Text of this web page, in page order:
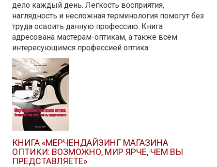
дело каждый день. Легкость восприятия,
наглядность и несложная терминология помогут без
труда освоить данную профессию. Книга
адресована мастерам-оптикам, а также всем
интересующимся профессией оптика.
КНИГА «МЕРЧЕНДАЙЗИНГ МАГАЗИНА
ОПТИКИ: ВОЗМОЖНО, МИР ЯРЧЕ, ЧЕМ ВЫ
ПРЕДСТАВЛЯЕТЕ»